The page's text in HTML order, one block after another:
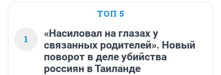
ТОП 5
1
«Насиловал на глазах у
связанных родителей». Новый
поворот в деле убийства
россиян в Таиланде